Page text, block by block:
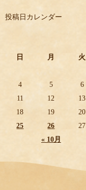
投稿日カレンダー
日 月 火
« 10月
4
5 6
11
12 13
18
19 20
25
26 27